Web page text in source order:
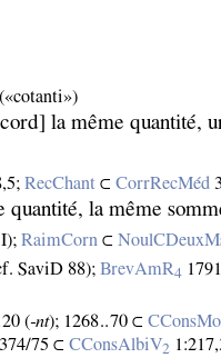
la même quantité,
RecChant ⊂CorrRecMéd
la même
RaimCorn ⊂
SaviD 88);BrevAmR4
(‑nt); 1268‥70 ⊂
75 ⊂CConsAlbiV2